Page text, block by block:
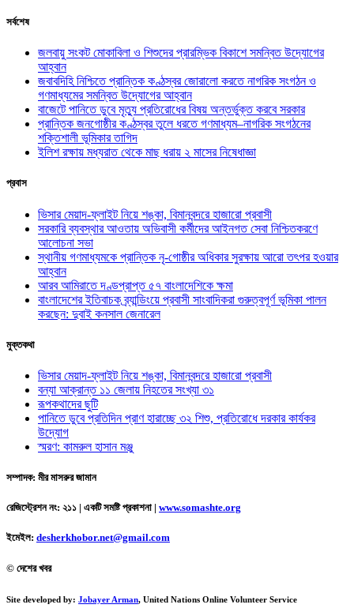
সর্বশেষ
জলবায়ু সংকট মোকাবিলা ও শিশুদের প্রারম্ভিক বিকাশে সমন্বিত উদ্যোগের
আহ্বান
জবাবদিহি নিশ্চিতে প্রান্তিক কণ্ঠস্বর জোরালো করতে নাগরিক সংগঠন ও
গণমাধ্যমের সমন্বিত উদ্যোগের আহ্বান
বাজেটে পানিতে ডুবে মৃত্যু প্রতিরোধের বিষয় অন্তর্ভুক্ত করবে সরকার
প্রান্তিক জনগোষ্ঠীর কণ্ঠস্বর তুলে ধরতে গণমাধ্যম–নাগরিক সংগঠনের
শক্তিশালী ভূমিকার তাগিদ
ইলিশ রক্ষায় মধ্যরাত থেকে মাছ ধরায় ২ মাসের নিষেধাজ্ঞা
প্রবাস
ভিসার মেয়াদ-ফ্লাইট নিয়ে শঙ্কা, বিমানবন্দরে হাজারো প্রবাসী
সরকারি ব্যবস্থার আওতায় অভিবাসী কর্মীদের আইনগত সেবা নিশ্চিতকরণে
আলোচনা সভা
স্থানীয় গণমাধ্যমকে প্রান্তিক নৃ-গোষ্ঠীর অধিকার সুরক্ষায় আরো তৎপর হওয়ার
আহ্বান
আরব আমিরাতে দণ্ডপ্রাপ্ত ৫৭ বাংলাদেশিকে ক্ষমা
বাংলাদেশের ইতিবাচক ব্র্যান্ডিংয়ে প্রবাসী সাংবাদিকরা গুরুত্বপূর্ণ ভূমিকা পালন
করছেন: দুবাই কনসাল জেনারেল
মুক্তকথা
ভিসার মেয়াদ-ফ্লাইট নিয়ে শঙ্কা, বিমানবন্দরে হাজারো প্রবাসী
বন্যা আক্রান্ত ১১ জেলায় নিহতের সংখ্যা ৩১
রূপকথাদের ছুটি
পানিতে ডুবে প্রতিদিন প্রাণ হারাচ্ছে ৩২ শিশু, প্রতিরোধে দরকার কার্যকর
উদ্যোগ
স্মরণ: কামরুল হাসান মঞ্জু
সম্পাদক: মীর মাসরুর জামান
রেজিস্ট্রেশন নং: ২১১ | একটি সমষ্টি প্রকাশনা | www.somashte.org
ইমেইল: desherkhobor.net@gmail.com
© দেশের খবর
Site developed by: Jobayer Arman, United Nations Online Volunteer Service